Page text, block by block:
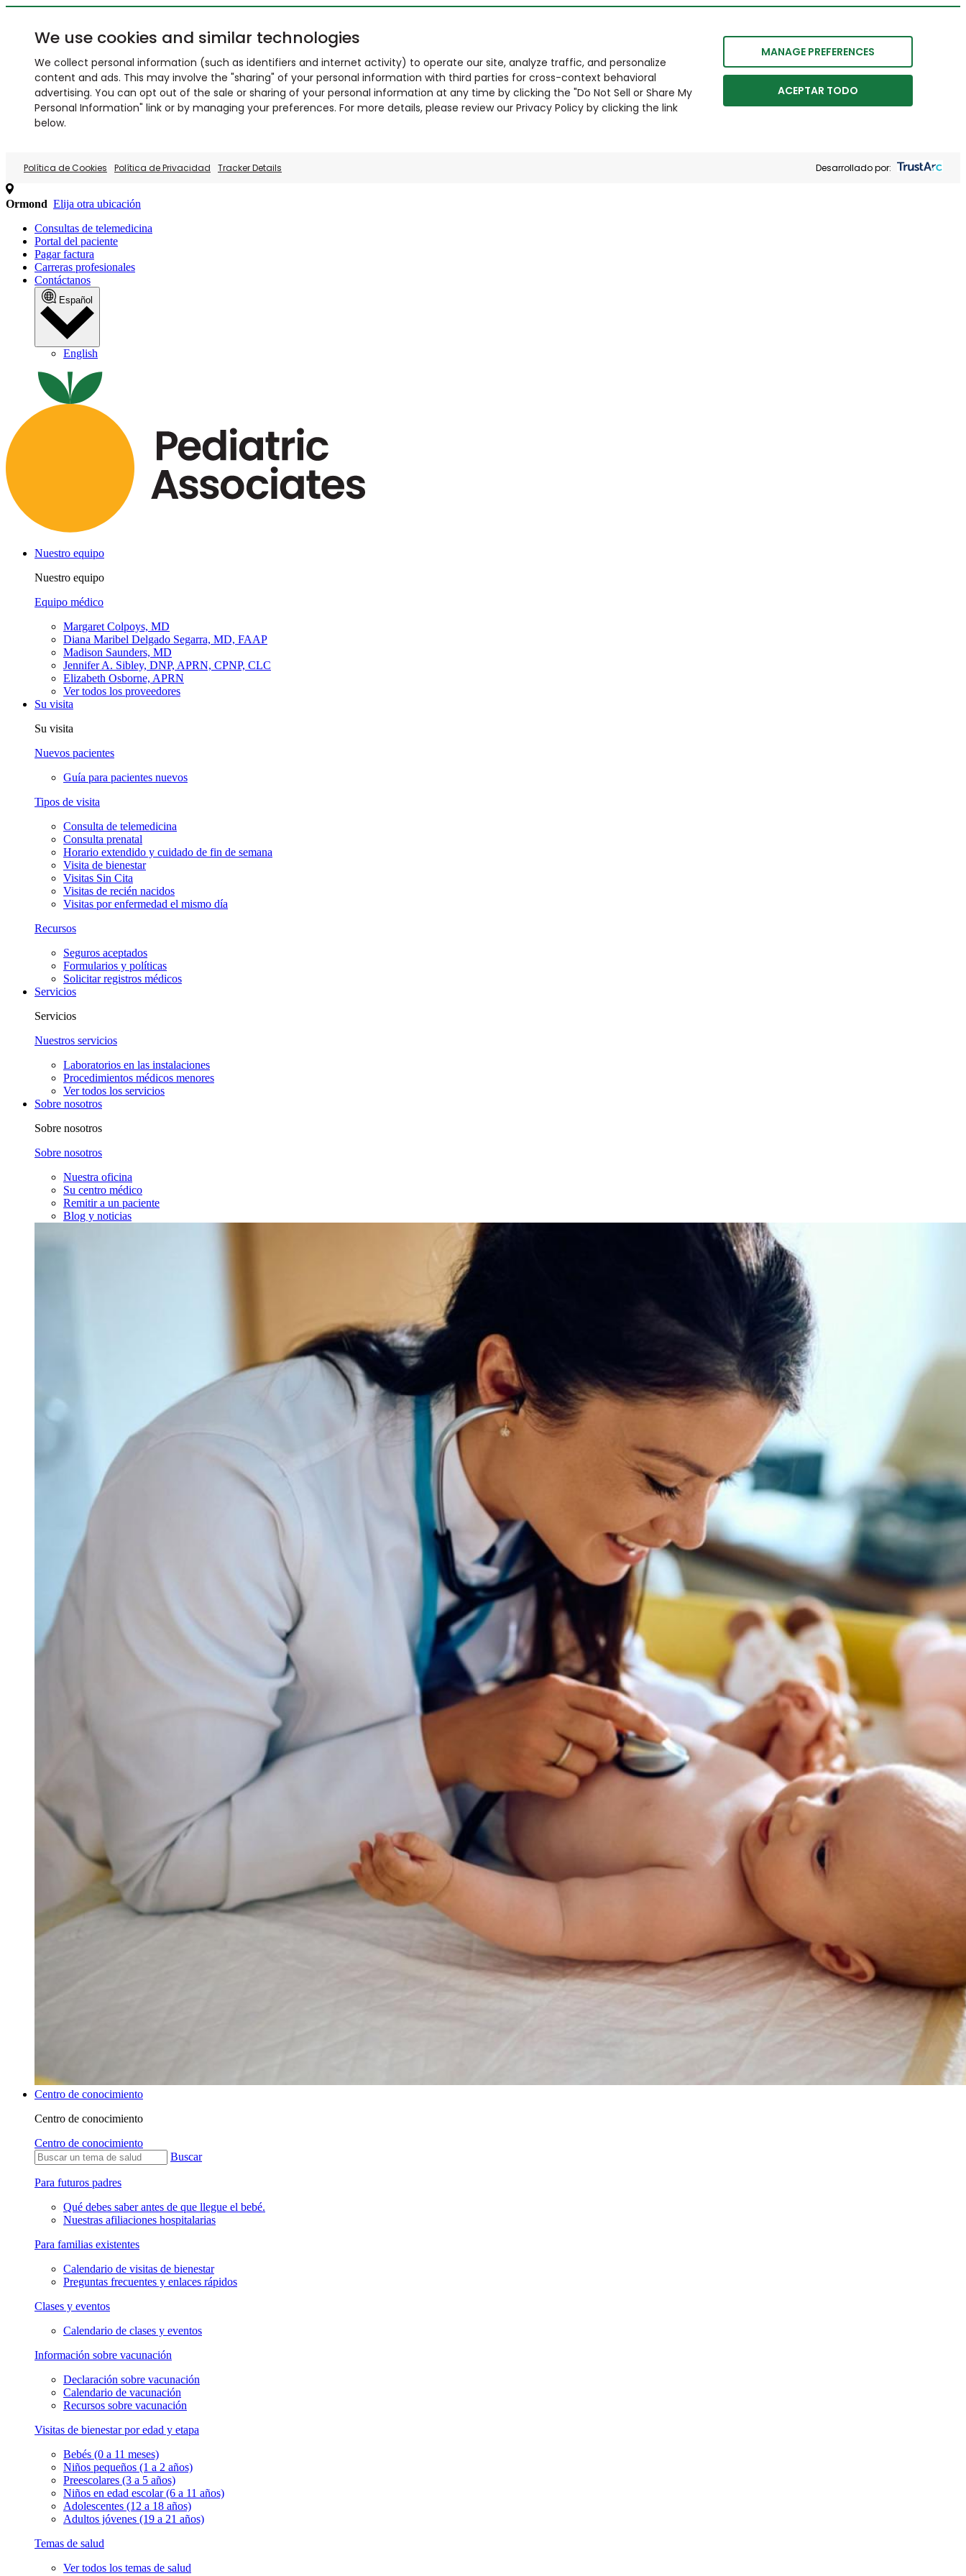
We use cookies and similar technologies
We collect personal information (such as identifiers and internet activity) to operate our site, analyze traffic, and personalize
content and ads. This may involve the "sharing" of your personal information with third parties for cross-context behavioral
advertising. You can opt out of the sale or sharing of your personal information at any time by clicking the "Do Not Sell or Share My
Personal Information" link or by managing your preferences. For more details, please review our Privacy Policy by clicking the link
below.
MANAGE PREFERENCES
ACEPTAR TODO
Política de Cookies Política de Privacidad Tracker Details Desarrollado por:
Ormond Elija otra ubicación
Consultas de telemedicina
Portal del paciente
Pagar factura
Carreras profesionales
Contáctanos
Español
English
Nuestro equipo
Nuestro equipo
Equipo médico
Margaret Colpoys, MD
Diana Maribel Delgado Segarra, MD, FAAP
Madison Saunders, MD
Jennifer A. Sibley, DNP, APRN, CPNP, CLC
Elizabeth Osborne, APRN
Ver todos los proveedores
Su visita
Su visita
Nuevos pacientes
Guía para pacientes nuevos
Tipos de visita
Consulta de telemedicina
Consulta prenatal
Horario extendido y cuidado de fin de semana
Visita de bienestar
Visitas Sin Cita
Visitas de recién nacidos
Visitas por enfermedad el mismo día
Recursos
Seguros aceptados
Formularios y políticas
Solicitar registros médicos
Servicios
Servicios
Nuestros servicios
Laboratorios en las instalaciones
Procedimientos médicos menores
Ver todos los servicios
Sobre nosotros
Sobre nosotros
Sobre nosotros
Nuestra oficina
Su centro médico
Remitir a un paciente
Blog y noticias
Centro de conocimiento
Centro de conocimiento
Centro de conocimiento
Buscar
Para futuros padres
Qué debes saber antes de que llegue el bebé.
Nuestras afiliaciones hospitalarias
Para familias existentes
Calendario de visitas de bienestar
Preguntas frecuentes y enlaces rápidos
Clases y eventos
Calendario de clases y eventos
Información sobre vacunación
Declaración sobre vacunación
Calendario de vacunación
Recursos sobre vacunación
Visitas de bienestar por edad y etapa
Bebés (0 a 11 meses)
Niños pequeños (1 a 2 años)
Preescolares (3 a 5 años)
Niños en edad escolar (6 a 11 años)
Adolescentes (12 a 18 años)
Adultos jóvenes (19 a 21 años)
Temas de salud
Ver todos los temas de salud